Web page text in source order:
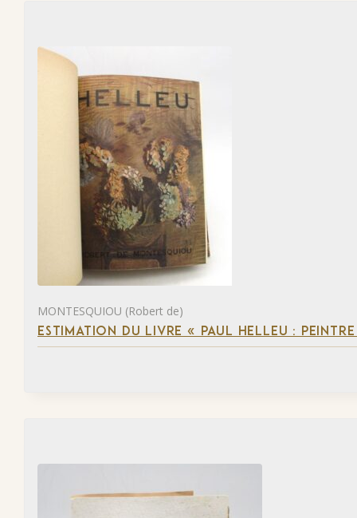
MONTESQUIOU (Robert de)
ESTIMATION DU LIVRE « PAUL HELLEU :